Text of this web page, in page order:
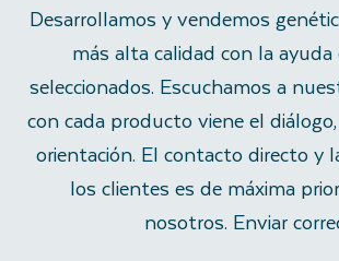
Desarrollamos y vendemos
más alta calidad con la ayuda
seleccionados. Escuchamos a
con cada producto viene el
orientación. El contacto directo y
los clientes es de máxima
nosotros. Enviar